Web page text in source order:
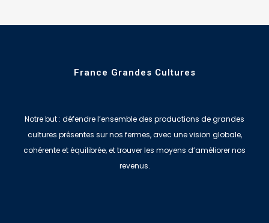
France Grandes Cultures
Notre but : défendre l’ensemble des productions de grandes
cultures présentes sur nos fermes, avec une vision globale,
cohérente et équilibrée, et trouver les moyens d’améliorer nos
revenus.